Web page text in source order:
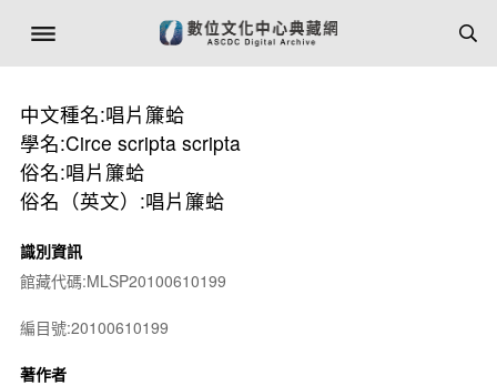
中文種名:唱片簾蛤
學名:Circe scripta scripta
俗名:唱片簾蛤
俗名（英文）:唱片簾蛤
識別資訊
館藏代碼:MLSP20100610199
編目號:20100610199
著作者